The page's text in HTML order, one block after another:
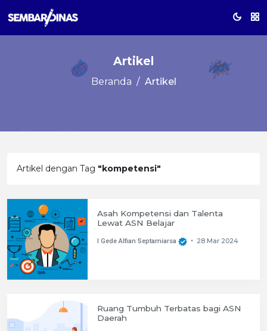
Artikel
Beranda Artikel
Artikel dengan Tag "kompetensi"
Asah Kompetensi dan Talenta
Lewat ASN Belajar
I Gede Alfian Septamiarsa • 28 Mar 2024
Ruang Tumbuh Terbatas bagi ASN
Daerah